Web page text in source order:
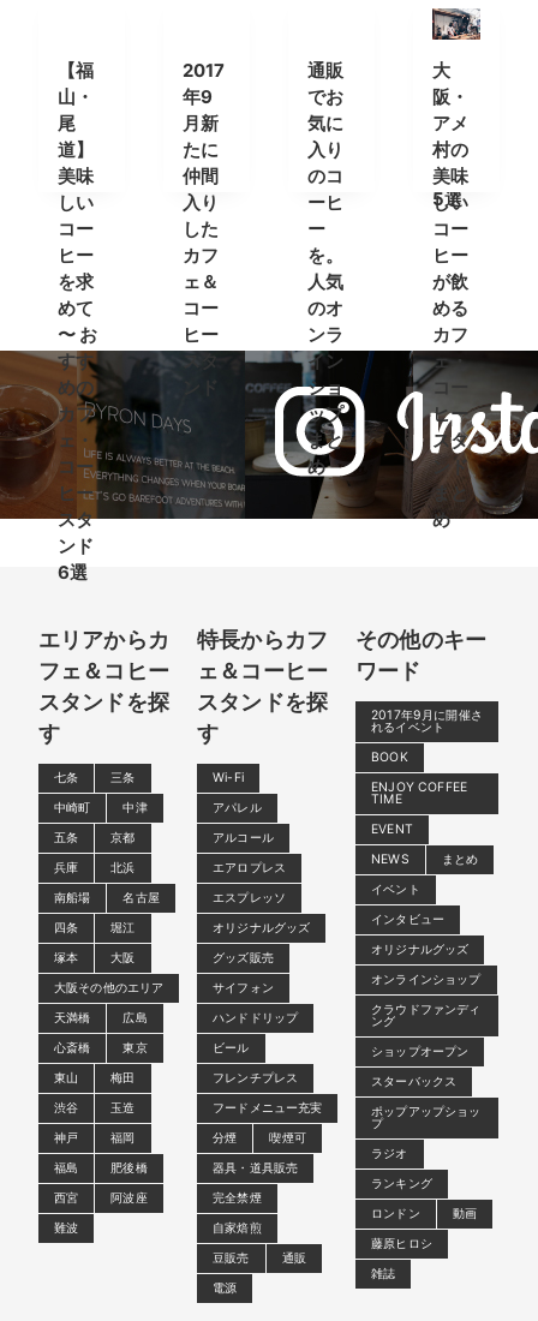
ヒー
スタ
ンド
まと
め
ェ＆
コー
ヒー
スタ
ンド
たい
カフ
ェ・
コー
ヒー
スタ
ンド
5選
【福
山・
尾
道】
美味
しい
コー
ヒー
を求
めて
〜 お
すす
めの
カフ
ェ・
コー
ヒー
スタ
ンド
6選
2017
年9
月新
たに
仲間
入り
した
カフ
ェ＆
コー
ヒー
スタ
ンド
通販
でお
気に
入り
のコ
ーヒ
ー
を。
人気
のオ
ンラ
イン
ショ
ップ
まと
め
大
阪・
アメ
村の
美味
しい
コー
ヒー
が飲
める
カフ
ェ・
コー
ヒー
スタ
ンド
まと
め
エリアからカ
フェ＆コヒー
スタンドを探
す
七条
三条
中崎町
中津
五条
京都
兵庫
北浜
南船場
名古屋
四条
堀江
塚本
大阪
大阪その他のエリア
天満橋
広島
心斎橋
東京
東山
梅田
渋谷
玉造
神戸
福岡
福島
肥後橋
西宮
阿波座
難波
特長からカフ
ェ＆コーヒー
スタンドを探
す
Wi-Fi
アパレル
アルコール
エアロプレス
エスプレッソ
オリジナルグッズ
グッズ販売
サイフォン
ハンドドリップ
ビール
フレンチプレス
フードメニュー充実
分煙
喫煙可
器具・道具販売
完全禁煙
自家焙煎
豆販売
通販
電源
その他のキー
ワード
2017年9月に開催さ
れるイベント
BOOK
ENJOY COFFEE
TIME
EVENT
NEWS
まとめ
イベント
インタビュー
オリジナルグッズ
オンラインショップ
クラウドファンディ
ング
ショップオープン
スターバックス
ポップアップショッ
プ
ラジオ
ランキング
ロンドン
動画
藤原ヒロシ
雑誌